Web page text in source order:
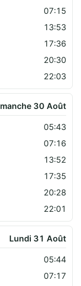
07:15
13:53
17:36
20:30
22:03
30 Août
05:43
07:16
13:52
17:35
20:28
22:01
Lundi 31 Août
05:44
07:17